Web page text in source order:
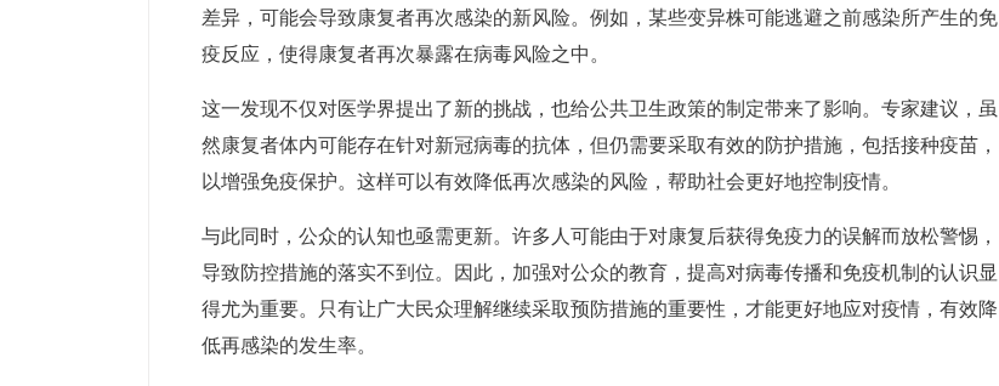
差异，可能会导致康复者再次感染的新风险。例如，某些变异株可能逃避之前感染所产生的免
疫反应，使得康复者再次暴露在病毒风险之中。
这一发现不仅对医学界提出了新的挑战，也给公共卫生政策的制定带来了影响。专家建议，虽
然康复者体内可能存在针对新冠病毒的抗体，但仍需要采取有效的防护措施，包括接种疫苗，
以增强免疫保护。这样可以有效降低再次感染的风险，帮助社会更好地控制疫情。
与此同时，公众的认知也亟需更新。许多人可能由于对康复后获得免疫力的误解而放松警惕，
导致防控措施的落实不到位。因此，加强对公众的教育，提高对病毒传播和免疫机制的认识显
得尤为重要。只有让广大民众理解继续采取预防措施的重要性，才能更好地应对疫情，有效降
低再感染的发生率。